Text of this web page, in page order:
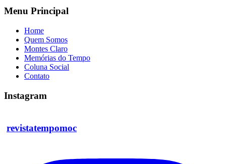
Menu Principal
Home
Quem Somos
Montes Claro
Memórias do Tempo
Coluna Social
Contato
Instagram
revistatempomoc